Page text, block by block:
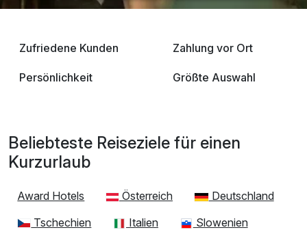
Zufriedene Kunden Zahlung vor Ort
Persönlichkeit Größte Auswahl
Beliebteste Reiseziele für einen
Kurzurlaub
Award Hotels Österreich
Deutschland
Tschechien
Italien
Slowenien